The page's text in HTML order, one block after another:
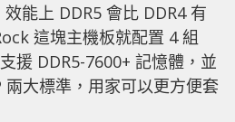
能上 DDR5 會比 DDR4 有
這塊主機板就配置 4 組
援 DDR5-7600+ 記憶體，並
兩大標準，用家可以更方便套